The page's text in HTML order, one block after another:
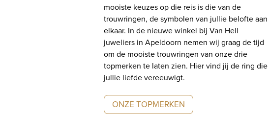
mooiste keuzes op die reis is die van de
trouwringen, de symbolen van jullie belofte aan
elkaar. In de nieuwe winkel bij Van Hell
juweliers in Apeldoorn nemen wij graag de tijd
om de mooiste trouwringen van onze drie
topmerken te laten zien. Hier vind jij de ring die
jullie liefde vereeuwigt.
ONZE TOPMERKEN